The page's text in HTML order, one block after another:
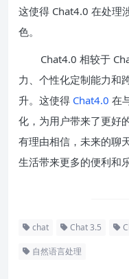
这使得 Chat4.0 在处理
色。
Chat4.0 相较于
力、个性化定制能力和
升。这使得 Chat4.0 在
化，为用户带来了更好
有理由相信，未来的聊
生活带来更多的便利和乐
chat Chat 3.5
自然语言处理